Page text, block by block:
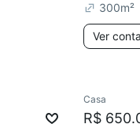
300m²
Ver
Chegou
Casa
R$